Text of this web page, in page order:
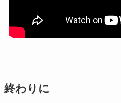
終わりに